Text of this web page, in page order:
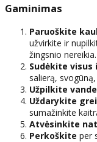
Gaminimas
Paruoškite
užvirkite ir
žingsnio nereikia.
Sudėkite
salierą,
Užpilkite
Uždarykite
sumažinkite
Atvėsinkite
Perkoškite per